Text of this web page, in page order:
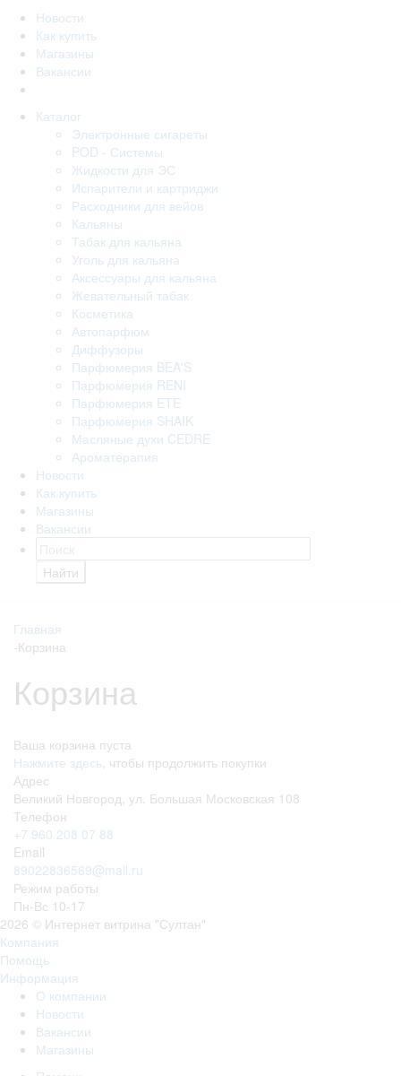
Новости
Как купить
Магазины
Вакансии
Каталог
Электронные сигареты
POD - Системы
Жидкости для ЭС
Испарители и картриджи
Расходники для вейов
Кальяны
Табак для кальяна
Уголь для кальяна
Аксессуары для кальяна
Жевательный табак
Косметика
Автопарфюм
Диффузоры
Парфюмерия BEA'S
Парфюмерия RENI
Парфюмерия ETE
Парфюмерия SHAIK
Масляные духи CEDRE
Ароматерапия
Новости
Как купить
Магазины
Вакансии
Найти
Главная
-Корзина
Корзина
Ваша корзина пуста
Нажмите здесь , чтобы продолжить покупки
Адрес
Великий Новгород, ул. Большая Московская 108
Телефон
+7 960 208 07 88
Email
89022836569@mail.ru
Режим работы
Пн-Вс 10-17
2026 © Интернет витрина "Султан"
Компания
Помощь
Информация
О компании
Новости
Вакансии
Магазины